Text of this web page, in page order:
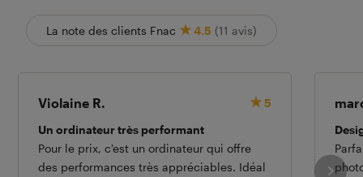
La note des clients Fnac 4.5 (11 avis)
Violaine R.
5
Un ordinateur très performant
Pour le prix, c'est un ordinateur qui offre
des performances très appréciables. Idéal